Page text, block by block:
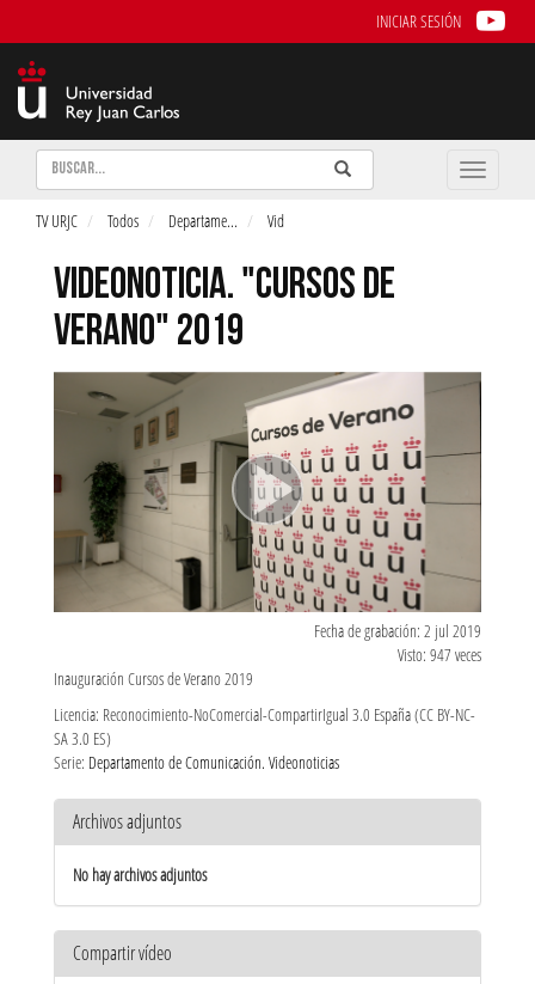
INICIAR SESIÓN
Buscar Enviar
Buscar
Toggle
TV URJC Todos Departame... Vid
VIDEONOTICIA. "CURSOS DE
VERANO" 2019
Fecha de grabación: 2 jul 2019
Visto: 947 veces
Inauguración Cursos de Verano 2019
Licencia: Reconocimiento-NoComercial-CompartirIgual 3.0 España (CC BY-NC-
SA 3.0 ES)
Serie: Departamento de Comunicación. Videonoticias
Archivos adjuntos
No hay archivos adjuntos
Compartir vídeo